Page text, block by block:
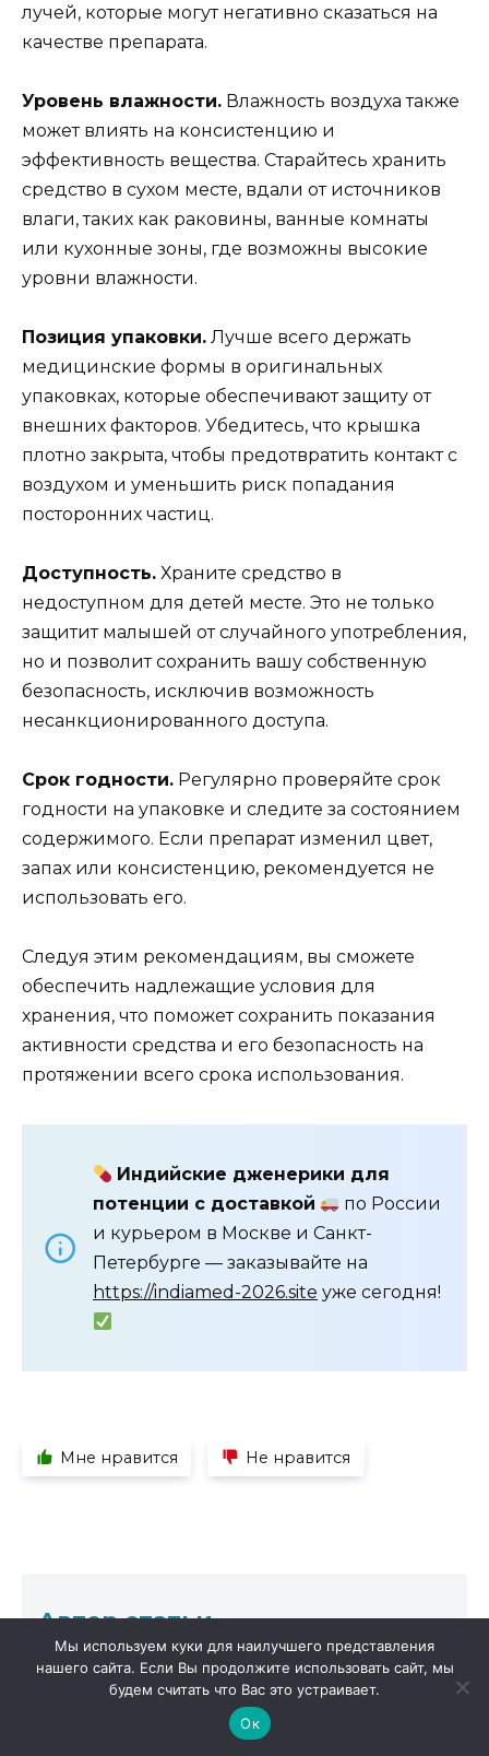
лучей, которые могут негативно сказаться на
качестве препарата.
Уровень влажности. Влажность воздуха также
может влиять на консистенцию и
эффективность вещества. Старайтесь хранить
средство в сухом месте, вдали от источников
влаги, таких как раковины, ванные комнаты
или кухонные зоны, где возможны высокие
уровни влажности.
Позиция упаковки. Лучше всего держать
медицинские формы в оригинальных
упаковках, которые обеспечивают защиту от
внешних факторов. Убедитесь, что крышка
плотно закрыта, чтобы предотвратить контакт с
воздухом и уменьшить риск попадания
посторонних частиц.
Доступность. Храните средство в
недоступном для детей месте. Это не только
защитит малышей от случайного употребления,
но и позволит сохранить вашу собственную
безопасность, исключив возможность
несанкционированного доступа.
Срок годности. Регулярно проверяйте срок
годности на упаковке и следите за состоянием
содержимого. Если препарат изменил цвет,
запах или консистенцию, рекомендуется не
использовать его.
Следуя этим рекомендациям, вы сможете
обеспечить надлежащие условия для
хранения, что поможет сохранить показания
активности средства и его безопасность на
протяжении всего срока использования.
Индийские дженерики для
потенции с доставкой
по России
и курьером в Москве и Санкт-
Петербурге — заказывайте на
https://indiamed-2026.site уже сегодня!
Мне нравится Не нравится
Автор статьи
Мы используем куки для наилучшего представления
нашего сайта. Если Вы продолжите использовать сайт, мы
будем считать что Вас это устраивает.
Ок